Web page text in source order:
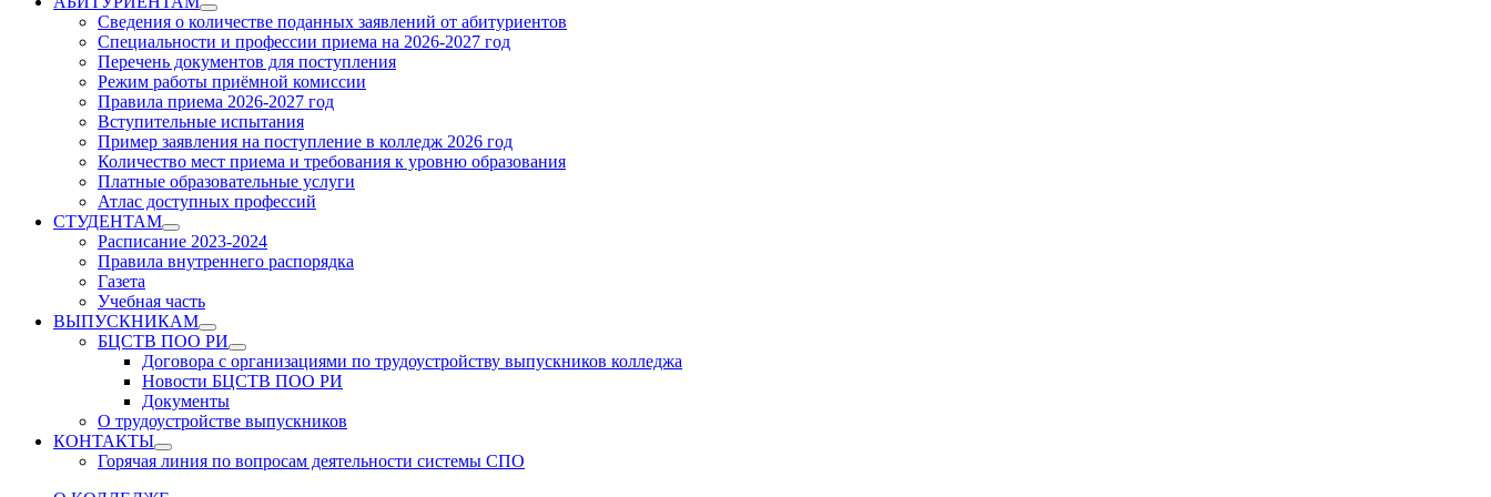
Show
sub
menu
Сведения о количестве поданных заявлений от абитуриентов
Специальности и профессии приема на 2026-2027 год
Перечень документов для поступления
Режим работы приёмной комиссии
Правила приема 2026-2027 год
Вступительные испытания
Пример заявления на поступление в колледж 2026 год
Количество мест приема и требования к уровню образования
Платные образовательные услуги
Атлас доступных профессий
СТУДЕНТАМ
Show
sub
menu
Расписание 2023-2024
Правила внутреннего распорядка
Газета
Учебная часть
ВЫПУСКНИКАМ
Show
sub
menu
БЦСТВ ПОО РИ
Show
sub
menu
Договора с организациями по трудоустройству выпускников колледжа
Новости БЦСТВ ПОО РИ
Документы
О трудоустройстве выпускников
КОНТАКТЫ
Show
sub
Горячая линия по вопросам деятельности системы СПО